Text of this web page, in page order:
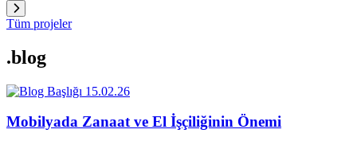
Tüm projeler
.blog
15.02.26
Mobilyada Zanaat ve El İşçiliğinin Önemi